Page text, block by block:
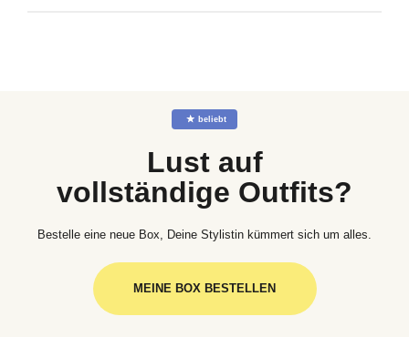
☆ beliebt
Lust auf
vollständige Outfits?
Bestelle eine neue Box, Deine Stylistin kümmert sich um alles.
MEINE BOX BESTELLEN